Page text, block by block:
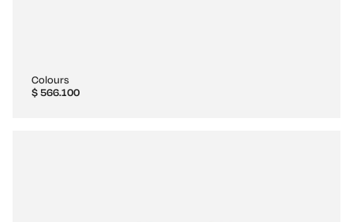
Colours
$566.100